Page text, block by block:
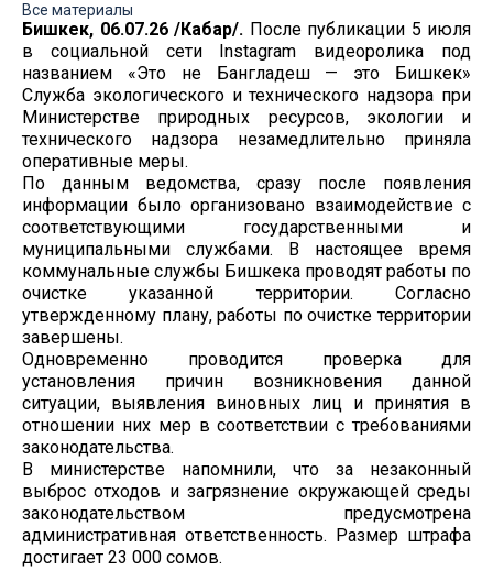
Все материалы
Бишкек, 06.07.26 /Кабар/. После публикации 5 июля
в социальной сети Instagram видеоролика под
названием «Это не Бангладеш — это Бишкек»
Служба экологического и технического надзора при
Министерстве природных ресурсов, экологии и
технического надзора незамедлительно приняла
оперативные меры.
По данным ведомства, сразу после появления
информации было организовано взаимодействие с
соответствующими государственными и
муниципальными службами. В настоящее время
коммунальные службы Бишкека проводят работы по
очистке указанной территории. Согласно
утвержденному плану, работы по очистке территории
завершены.
Одновременно проводится проверка для
установления причин возникновения данной
ситуации, выявления виновных лиц и принятия в
отношении них мер в соответствии с требованиями
законодательства.
В министерстве напомнили, что за незаконный
выброс отходов и загрязнение окружающей среды
законодательством предусмотрена
административная ответственность. Размер штрафа
достигает 23 000 сомов.